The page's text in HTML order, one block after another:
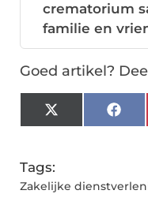
crematorium
familie en
Goed artikel?
X
(Twitter)
Tags:
Zakelijke